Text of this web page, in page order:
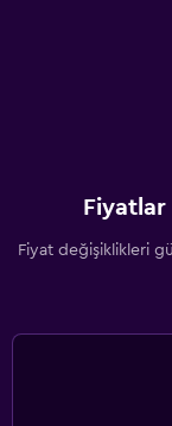
Fiyat değişiklikleri